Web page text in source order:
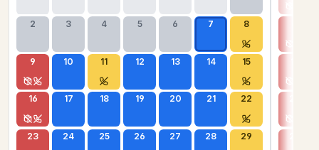
2 3 4 5 6 7 8
9 10 11 12 13 14 15
16 17 18 19 20 21 22
23 24 25 26 27 28 29